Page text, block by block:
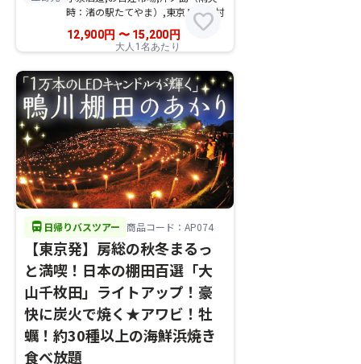
時：渚の駅たてやま）,東京ドイツ村
12,900円 〜15,200 円
大人1名あたり
favorite
directions_bus 日帰りバスツアー 商品コード：AP074
【東京発】房総の秋冬まるっ
と満喫！日本の棚田百選「大
山千枚田」ライトアップ！豪
快に炭火で焼く★アワビ！牡
蠣！約30種以上の海鮮浜焼き
食べ放題